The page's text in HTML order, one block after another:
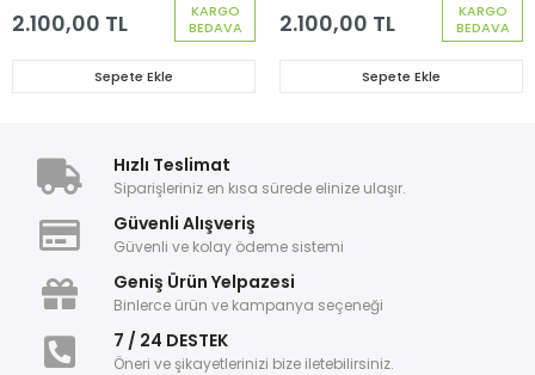
KARGO
BEDAVA
2.100,00 TL
Sepete Ekle
KARGO
BEDAVA
2.100,00 TL
Sepete Ekle
Hızlı Teslimat
Siparişleriniz en kısa sürede elinize ulaşır.
Güvenli Alışveriş
Güvenli ve kolay ödeme sistemi
Geniş Ürün Yelpazesi
Binlerce ürün ve kampanya seçeneği
7 / 24 DESTEK
Öneri ve şikayetlerinizi bize iletebilirsiniz.